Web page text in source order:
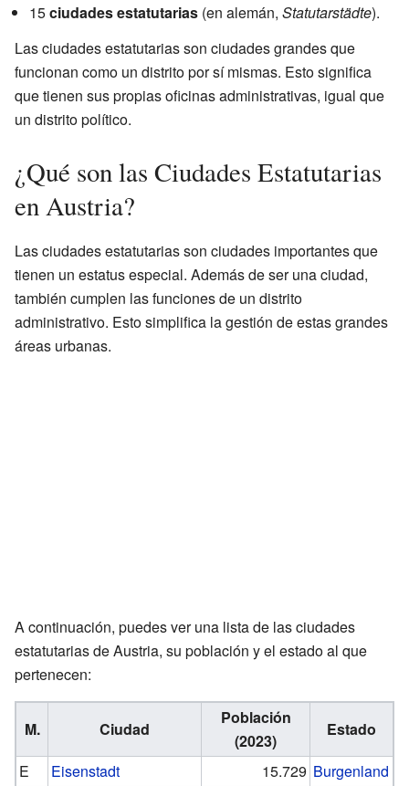
15ciudades estatutarias (en alemán, Statutarstädte).
Las ciudades estatutarias son ciudades grandes que
funcionan como un distrito por sí mismas. Esto significa
que tienen sus propias oficinas administrativas, igual que
un distrito político.
¿Qué son las Ciudades Estatutarias
en Austria?
Las ciudades estatutarias son ciudades importantes que
tienen un estatus especial. Además de ser una ciudad,
también cumplen las funciones de un distrito
administrativo. Esto simplifica la gestión de estas grandes
áreas urbanas.
A continuación, puedes ver una lista de las ciudades
estatutarias de Austria, su población y el estado al que
pertenecen:
M. Ciudad
Población
(2023)
Estado
E
Eisenstadt 15.729 Burgenland